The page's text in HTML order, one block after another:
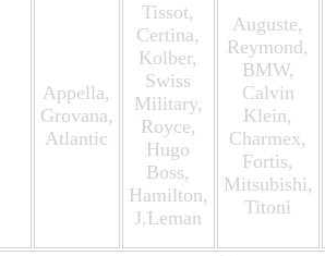
Appella,
Grovana,
Atlantic
Tissot,
Certina,
Kolber,
Swiss
Military,
Royce,
Hugo
Boss,
Hamilton,
J.Leman
Auguste,
Reymond,
BMW,
Calvin
Klein,
Charmex,
Fortis,
Mitsubishi,
Titoni